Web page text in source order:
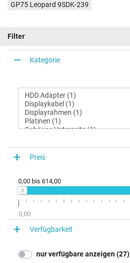
GP75 Leopard 9SDK-239
Filter
Kategorie
Preis
0,00 bis 614,00
0,00
Verfügbarkeit
nur verfügbare anzeigen (27)